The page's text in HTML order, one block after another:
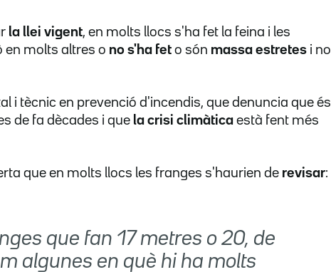
la llei vigent , en molts llocs s'ha fet la feina i les
en molts altres o no s'ha fet o són massa estretes i no
i tècnic en prevenció d'incendis, que denuncia que és
de fa dècades i que la crisi climàtica està fent més
que en molts llocs les franges s'haurien de revisar:
que fan 17 metres o 20, de
algunes en què hi ha molts